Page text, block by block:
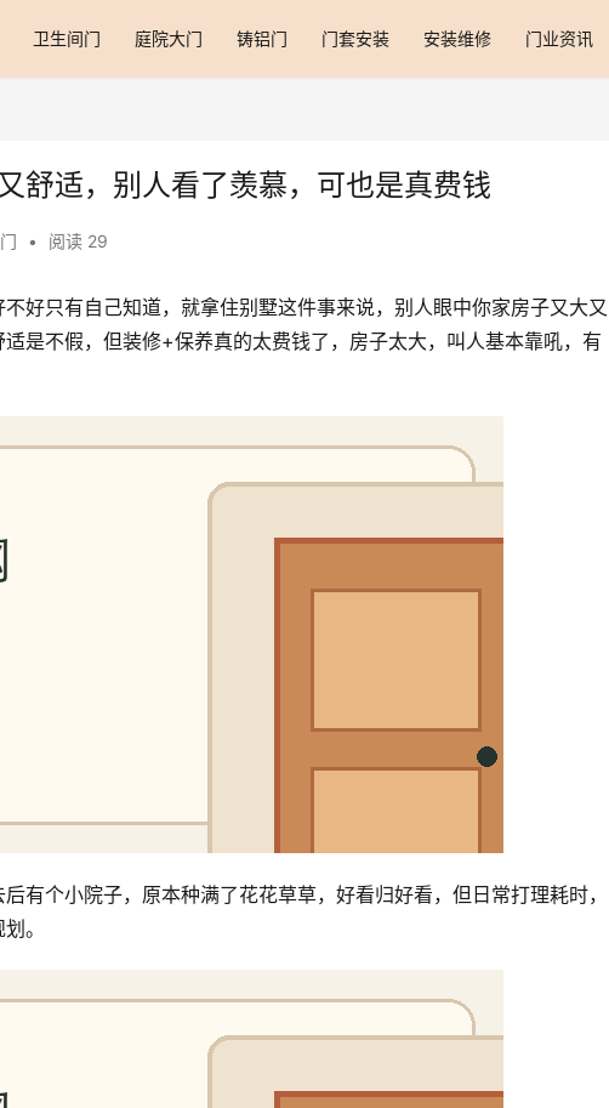
卫生间门 庭院大门 铸铝门 门套安装 安装维修 门业资讯
舒适，别人看了羡慕，可也是真费钱
• 阅读 29
好只有自己知道，就拿住别墅这件事来说，别人眼中你家房子又大又
是不假，但装修+保养真的太费钱了，房子太大，叫人基本靠吼，有
有个小院子，原本种满了花花草草，好看归好看，但日常打理耗时，
。